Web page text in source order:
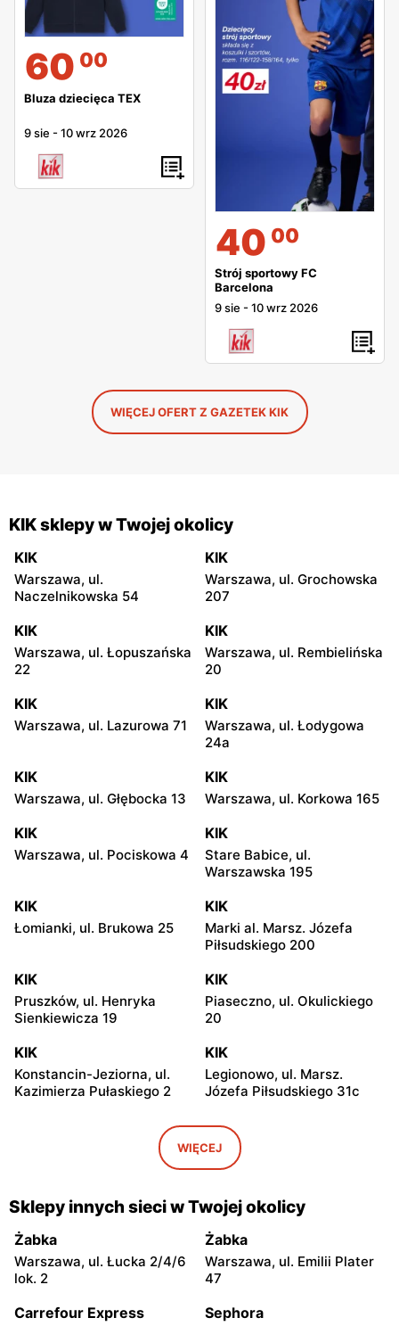
60 00
Bluza dziecięca TEX
9 sie -10 wrz 2026
40 00
Strój sportowy FC
Barcelona
9 sie -10 wrz 2026
WIĘCEJ OFERT Z GAZETEK KIK
KIK sklepy w Twojej okolicy
KIK
Warszawa, ul.
Naczelnikowska 54
KIK
Warszawa, ul. Grochowska
207
KIK
Warszawa, ul. Łopuszańska
22
KIK
Warszawa, ul. Rembielińska
20
KIK
Warszawa, ul. Lazurowa 71
KIK
Warszawa, ul. Łodygowa
24a
KIK
Warszawa, ul. Głębocka 13
KIK
Warszawa, ul. Korkowa 165
KIK
Warszawa, ul. Pociskowa 4
KIK
Stare Babice, ul.
Warszawska 195
KIK
Łomianki, ul. Brukowa 25
KIK
Marki al. Marsz. Józefa
Piłsudskiego 200
KIK
Pruszków, ul. Henryka
Sienkiewicza 19
KIK
Piaseczno, ul. Okulickiego
20
KIK
Konstancin-Jeziorna, ul.
Kazimierza Pułaskiego 2
KIK
Legionowo, ul. Marsz.
Józefa Piłsudskiego 31c
Radzymin al. Jana Pawła II
KIK
Wołomin, ul. Geodetów 2
KIK
Otwock, ul. Kupiecka 2
KIK
Otwock, ul. Płk. Ryszarda
Kuklińskiego 1
KIK
Gen. Jerzego Przemysława
KIK
67A
WIĘCEJ
Sklepy innych sieci w Twojej okolicy
Żabka
Warszawa, ul. Łucka 2/4/6
lok. 2
Żabka
Warszawa, ul. Emilii Plater
47
Carrefour Express Sephora